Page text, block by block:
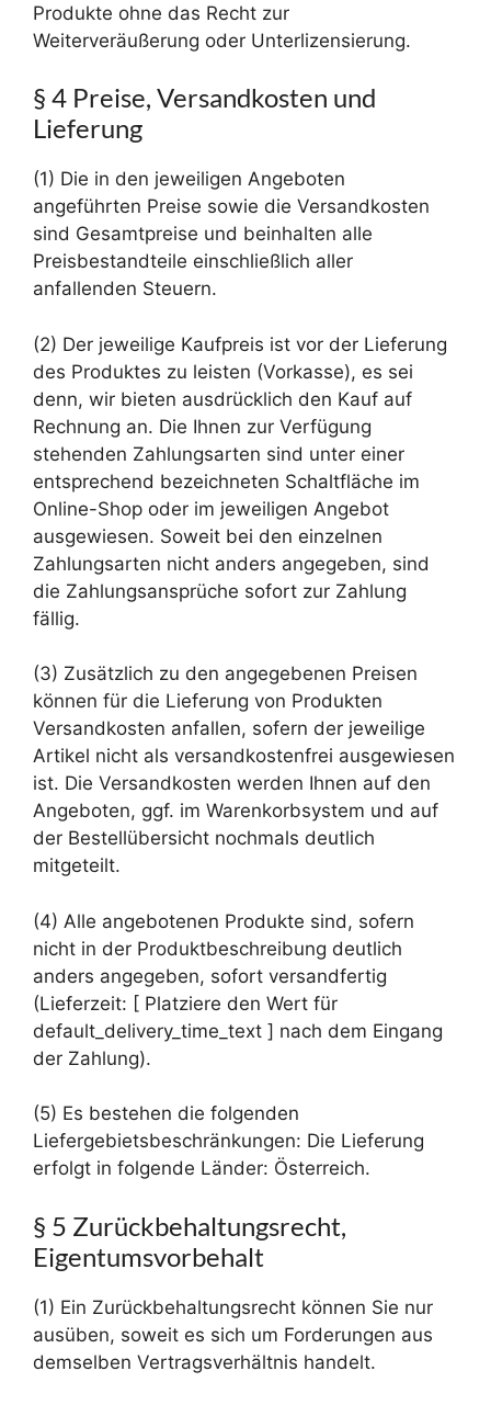
Produkte ohne das Recht zur
Weiterveräußerung oder Unterlizensierung.
§ 4 Preise, Versandkosten und
Lieferung
(1) Die in den jeweiligen Angeboten
angeführten Preise sowie die Versandkosten
sind Gesamtpreise und beinhalten alle
Preisbestandteile einschließlich aller
anfallenden Steuern.
(2) Der jeweilige Kaufpreis ist vor der Lieferung
des Produktes zu leisten (Vorkasse), es sei
denn, wir bieten ausdrücklich den Kauf auf
Rechnung an. Die Ihnen zur Verfügung
stehenden Zahlungsarten sind unter einer
entsprechend bezeichneten Schaltfläche im
Online-Shop oder im jeweiligen Angebot
ausgewiesen. Soweit bei den einzelnen
Zahlungsarten nicht anders angegeben, sind
die Zahlungsansprüche sofort zur Zahlung
fällig.
(3) Zusätzlich zu den angegebenen Preisen
können für die Lieferung von Produkten
Versandkosten anfallen, sofern der jeweilige
Artikel nicht als versandkostenfrei ausgewiesen
ist. Die Versandkosten werden Ihnen auf den
Angeboten, ggf. im Warenkorbsystem und auf
der Bestellübersicht nochmals deutlich
mitgeteilt.
(4) Alle angebotenen Produkte sind, sofern
nicht in der Produktbeschreibung deutlich
anders angegeben, sofort versandfertig
(Lieferzeit: [ Platziere den Wert für
default_delivery_time_text ] nach dem Eingang
der Zahlung).
(5) Es bestehen die folgenden
Liefergebietsbeschränkungen: Die Lieferung
erfolgt in folgende Länder: Österreich.
§ 5 Zurückbehaltungsrecht,
Eigentumsvorbehalt
(1) Ein Zurückbehaltungsrecht können Sie nur
ausüben, soweit es sich um Forderungen aus
demselben Vertragsverhältnis handelt.